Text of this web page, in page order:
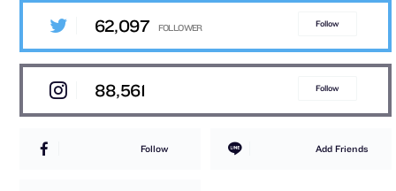
62,097 Follow
88,561 Follow
Follow Add Friends